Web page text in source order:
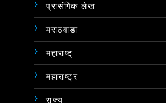
प्रासंगिक लेख
मराठवाडा
महाराष्ट्
महाराष्ट्र
राज्य